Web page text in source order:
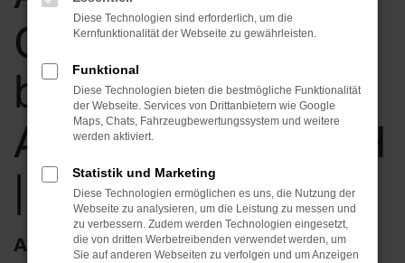
Gebrauchtwagen
bei KLOS
Automobile GmbH
| jetzt kaufen
Alfa Romeo Gebrauchtwagen –
Diese Technologien sind erforderlich, um die
Kernfunktionalität der Webseite zu gewährleisten.
Funktional
Diese Technologien bieten die bestmögliche Funktionalität
der Webseite. Services von Drittanbietern wie Google
Maps, Chats, Fahrzeugbewertungssystem und weitere
werden aktiviert.
Statistik und Marketing
Diese Technologien ermöglichen es uns, die Nutzung der
Webseite zu analysieren, um die Leistung zu messen und
zu verbessern. Zudem werden Technologien eingesetzt,
die von dritten Werbetreibenden verwendet werden, um
Sie auf anderen Webseiten zu verfolgen und um Anzeigen